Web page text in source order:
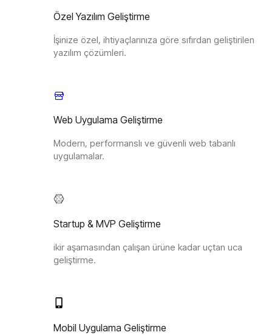
Özel Yazılım Geliştirme
İşinize özel, ihtiyaçlarınıza göre sıfırdan geliştirilen
yazılım çözümleri.
Web Uygulama Geliştirme
Modern, performanslı ve güvenli web tabanlı
uygulamalar.
Startup & MVP Geliştirme
ikir aşamasından çalışan ürüne kadar uçtan uca
geliştirme.
Mobil Uygulama Geliştirme